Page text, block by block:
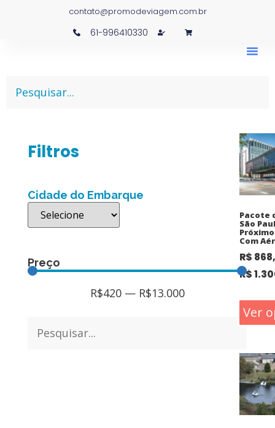
contato@promodeviagem.com.br
61-996410330
Filtros
Cidade do Embarque
Preço
R$420— R$13.000
Pacote
São
Com
R$
R$
Ver